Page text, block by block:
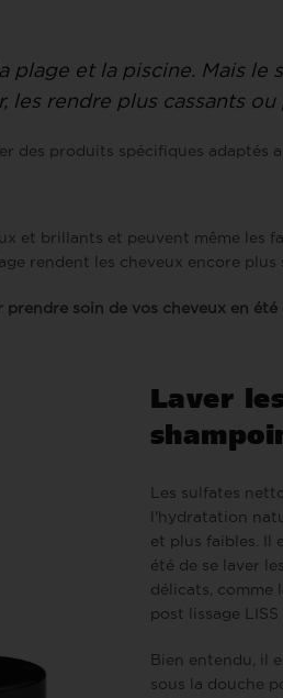
plage et la piscine. Mais
les rendre plus cassants
des produits spécifiques adaptés
et brillants et peuvent même les
rendent les cheveux encore plus
soin de vos cheveux en
Laver
Les sulfates
l'hydratation
et plus faibles. Il
été de se laver
délicats, comme
post lissage LISS
Bien entendu, il
sous la douche